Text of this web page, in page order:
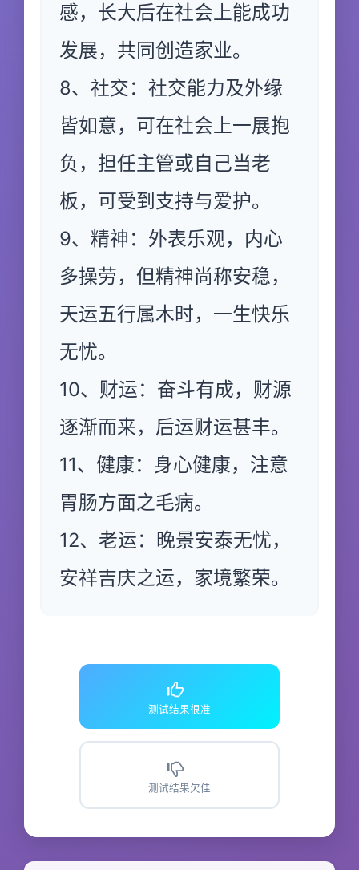
感，长大后在社会上能成功
发展，共同创造家业。
8、社交：社交能力及外缘
皆如意，可在社会上一展抱
负，担任主管或自己当老
板，可受到支持与爱护。
9、精神：外表乐观，内心
多操劳，但精神尚称安稳，
天运五行属木时，一生快乐
无忧。
10、财运：奋斗有成，财源
逐渐而来，后运财运甚丰。
11、健康：身心健康，注意
胃肠方面之毛病。
12、老运：晚景安泰无忧，
安祥吉庆之运，家境繁荣。
测试结果很准
测试结果欠佳